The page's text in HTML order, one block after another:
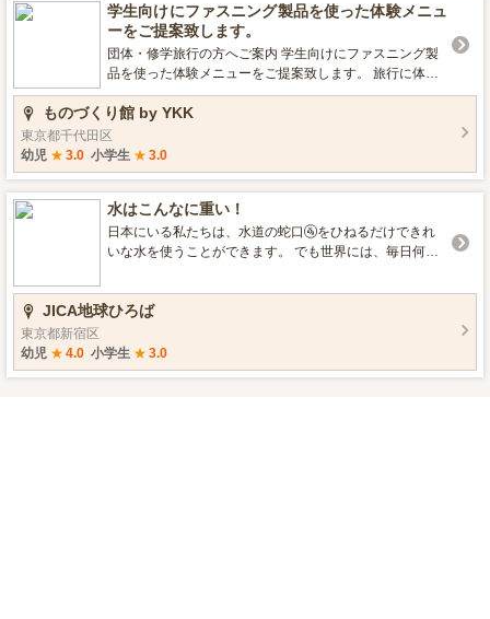
学生向けにファスニング製品を使った体験メニュ
ーをご提案致します。
団体・修学旅行の方へご案内 学生向けにファスニング製
品を使った体験メニューをご提案致します。 旅行に体験
を取り入れて、物と一緒に残る思い出を作りましょう。
「ものづくり館 by YKK」は東京・秋葉原にあるYKK株式
会社が運営するイベント及びコミュニティ施設です。 1F
は最大24名の方にものづくりを体験していただけるワー
クショップスペース、 2-3Fは無料でご見学いただける、
ファスナー・ボタン等ファスニング製品の展示スペース
です。 ホームページには、当館のカレンダーを掲載して
おりますが、急きょ変更となる場合もございますので、
団体(5名以上)もしくは修学旅行でご来館の方は、御手数
い。 また、団体・修学旅行でものづくり体験をご希望さ
れる場合は、 ご予算・人数・滞在時間に合わせてコンテ
大人数の場合、グループに分けて、見学・体験を交代で
ご案内する場合がございます。 お問い合わせの際、下記
ものづくり館 by YKK
東京都千代田区
幼児 ★ 3.0 小学生 ★ 3.0
水はこんなに重い！
日本にいる私たちは、水道の蛇口🚰をひねるだけできれ
いな水を使うことができます。 でも世界には、毎日何キ
れている人が大勢いて、女性や子どもも一日に何度も重
たい水を運びます。 写真は13リットルの水が入ったバケ
りません。 ひとりの子どもが1日に必要とする水の量は約
20リットルと言われています。 生きるために欠かせない
JICA地球ひろば
東京都新宿区
幼児 ★ 4.0 小学生 ★ 3.0